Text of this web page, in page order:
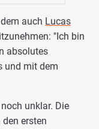
auch Lucas
"Ich bin
absolutes
und mit dem
unklar. Die
ersten